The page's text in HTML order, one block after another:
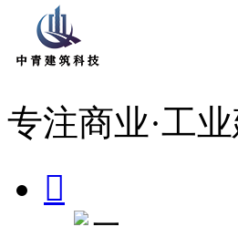
专注商业·工
